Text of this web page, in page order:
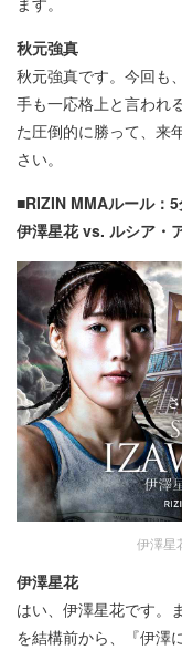
秋元強真
秋元強真です。今回も
手も一応格上と言われ
た圧倒的に勝って、来
さい。
■RIZIN MMAルール：5
伊澤星花 vs. ルシア・
伊澤星
伊澤星花
はい、伊澤星花です。
を結構前から、『伊澤